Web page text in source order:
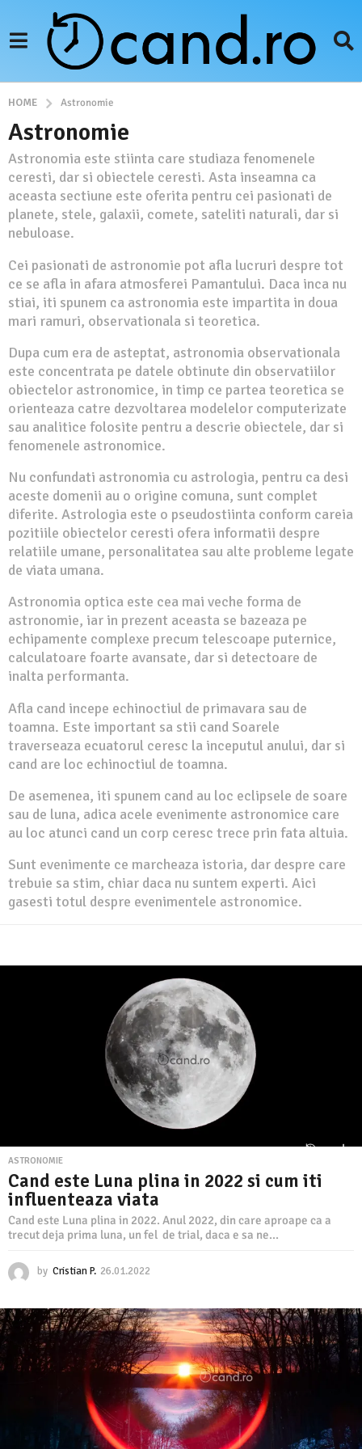
HOME Astronomie
Astronomie
Astronomia este stiinta care studiaza fenomenele
ceresti, dar si obiectele ceresti. Asta inseamna ca
aceasta sectiune este oferita pentru cei pasionati de
planete, stele, galaxii, comete, sateliti naturali, dar si
nebuloase.
Cei pasionati de astronomie pot afla lucruri despre tot
ce se afla in afara atmosferei Pamantului. Daca inca nu
stiai, iti spunem ca astronomia este impartita in doua
mari ramuri, observationala si teoretica.
Dupa cum era de asteptat, astronomia observationala
este concentrata pe datele obtinute din observatiilor
obiectelor astronomice, in timp ce partea teoretica se
orienteaza catre dezvoltarea modelelor computerizate
sau analitice folosite pentru a descrie obiectele, dar si
fenomenele astronomice.
Nu confundati astronomia cu astrologia, pentru ca desi
aceste domenii au o origine comuna, sunt complet
diferite. Astrologia este o pseudostiinta conform careia
pozitiile obiectelor ceresti ofera informatii despre
relatiile umane, personalitatea sau alte probleme legate
de viata umana.
Astronomia optica este cea mai veche forma de
astronomie, iar in prezent aceasta se bazeaza pe
echipamente complexe precum telescoape puternice,
calculatoare foarte avansate, dar si detectoare de
inalta performanta.
Afla cand incepe echinoctiul de primavara sau de
toamna. Este important sa stii cand Soarele
traverseaza ecuatorul ceresc la inceputul anului, dar si
cand are loc echinoctiul de toamna.
De asemenea, iti spunem cand au loc eclipsele de soare
sau de luna, adica acele evenimente astronomice care
au loc atunci cand un corp ceresc trece prin fata altuia.
Sunt evenimente ce marcheaza istoria, dar despre care
trebuie sa stim, chiar daca nu suntem experti. Aici
gasesti totul despre evenimentele astronomice.
ASTRONOMIE
Cand este Luna plina in 2022 si cum iti
influenteaza viata
Cand este Luna plina in 2022. Anul 2022, din care aproape ca a
trecut deja prima luna, un fel de trial, daca e sa ne...
by Cristian P. 26.01.2022
0
1
.
2
0
2
2